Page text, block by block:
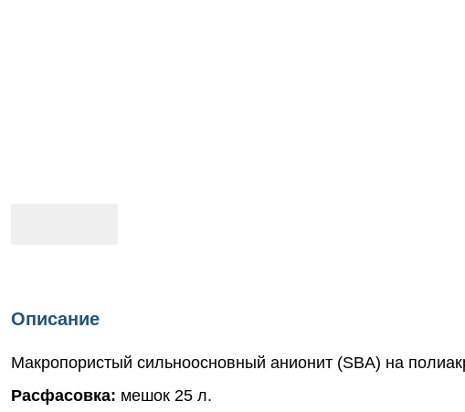
Описание
Макропористый сильноосновный анионит (SBA) на
Расфасовка: мешок 25 л.